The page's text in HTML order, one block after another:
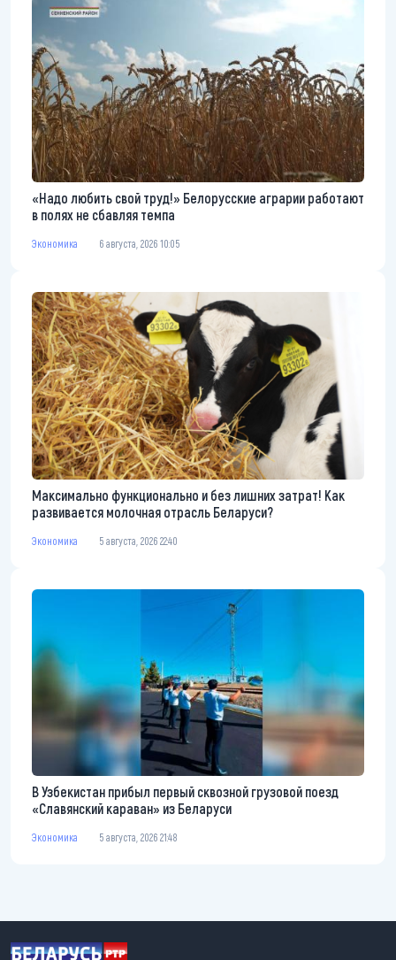
«Надо любить свой труд!» Белорусские аграрии работают
в полях не сбавляя темпа
Экономика 6 августа, 2026 10:05
Максимально функционально и без лишних затрат! Как
развивается молочная отрасль Беларуси?
Экономика 5 августа, 2026 22:40
В Узбекистан прибыл первый сквозной грузовой поезд
«Славянский караван» из Беларуси
Экономика 5 августа, 2026 21:48